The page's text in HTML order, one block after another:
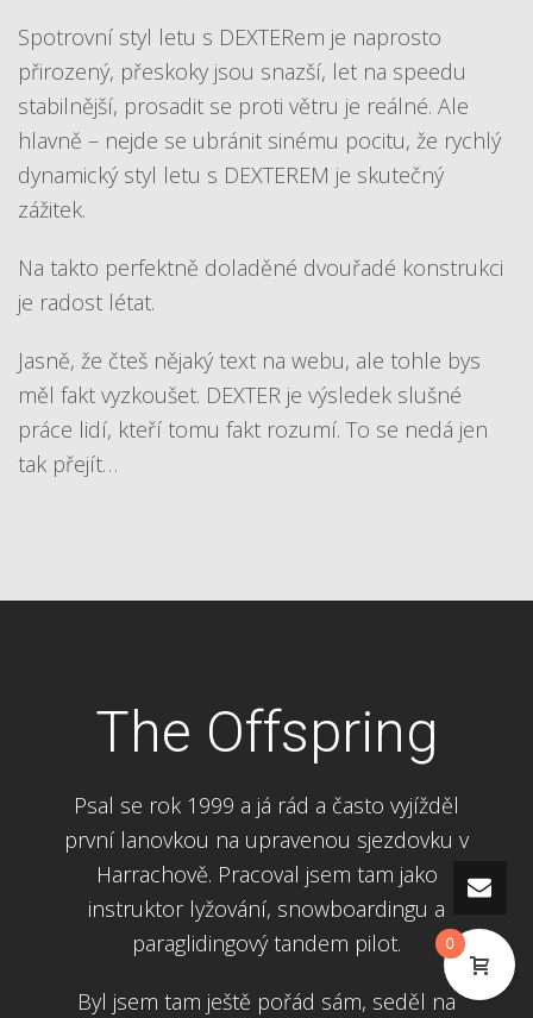
Spotrovní styl letu s DEXTERem je naprosto
přirozený, přeskoky jsou snazší, let na speedu
stabilnější, prosadit se proti větru je reálné. Ale
hlavně – nejde se ubránit sinému pocitu, že rychlý
dynamický styl letu s DEXTEREM je skutečný
zážitek.
Na takto perfektně doladěné dvouřadé konstrukci
je radost létat.
Jasně, že čteš nějaký text na webu, ale tohle bys
měl fakt vyzkoušet. DEXTER je výsledek slušné
práce lidí, kteří tomu fakt rozumí. To se nedá jen
tak přejít…
The Offspring
Psal se rok 1999 a já rád a často vyjížděl
první lanovkou na upravenou sjezdovku v
Harrachově. Pracoval jsem tam jako
instruktor lyžování, snowboardingu a
paraglidingový tandem pilot.
Byl jsem tam ještě pořád sám, seděl na
0